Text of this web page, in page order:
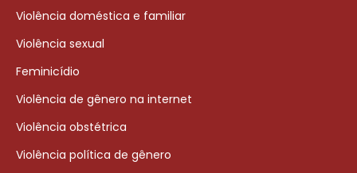
Violência doméstica e familiar
Violência sexual
Feminicídio
Violência de gênero na internet
Violência obstétrica
Violência política de gênero